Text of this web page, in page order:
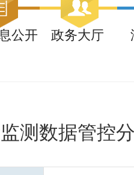
公开 政务大厅
测数据管控